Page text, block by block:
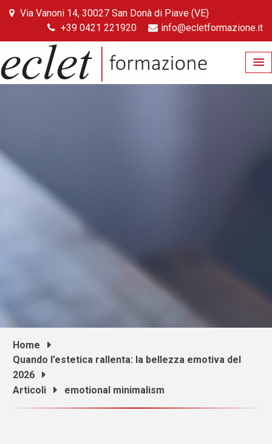
Skip
Via Vanoni 14, 30027 San Donà di Piave (VE)
+39 0421 221920
info@ecletformazione.it
Home
Quando l’estetica rallenta: la bellezza emotiva del
2026
Articoli
emotional minimalism